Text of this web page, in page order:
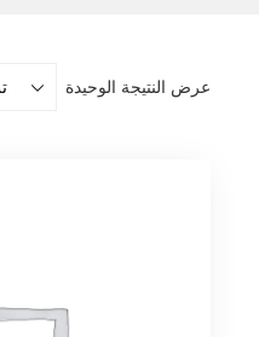
عرض النتيجة الوحيدة